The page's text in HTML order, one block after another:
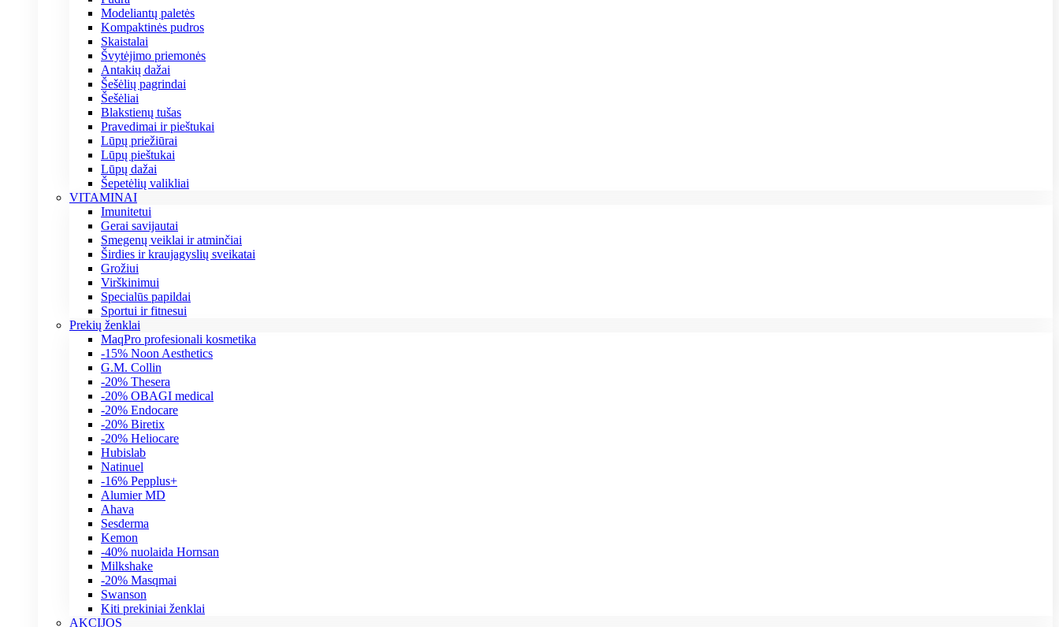
Modeliantų paletės
Kompaktinės pudros
Skaistalai
Švytėjimo priemonės
Antakių dažai
Šešėlių pagrindai
Šešėliai
Blakstienų tušas
Pravedimai ir pieštukai
Lūpų priežiūrai
Lūpų pieštukai
Lūpų dažai
Šepetėlių valikliai
VITAMINAI
Imunitetui
Gerai savijautai
Smegenų veiklai ir atminčiai
Širdies ir kraujagyslių sveikatai
Grožiui
Virškinimui
Specialūs papildai
Sportui ir fitnesui
Prekių ženklai
MaqPro profesionali kosmetika
-15% Noon Aesthetics
G.M. Collin
-20% Thesera
-20% OBAGI medical
-20% Endocare
-20% Biretix
-20% Heliocare
Hubislab
Natinuel
-16% Pepplus+
Alumier MD
Ahava
Sesderma
Kemon
-40% nuolaida Hornsan
Milkshake
-20% Masqmai
Swanson
Kiti prekiniai ženklai
AKCIJOS